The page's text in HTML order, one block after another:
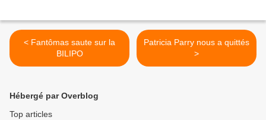
< Fantômas saute sur la
BILIPO
Patricia Parry nous a quittés
>
Hébergé par Overblog
Top articles